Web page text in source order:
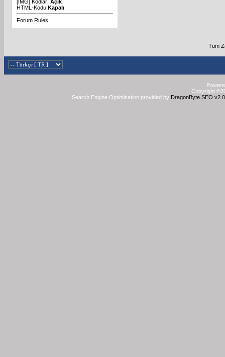
[IMG] Kodları Açık
HTML-Kodu Kapalı
Forum Rules
Tüm
Copyright
Search Engine Optimisation provided by DragonByte SEO